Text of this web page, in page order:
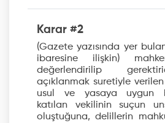
Karar #2
(Gazete yazısında yer
ibaresine ilişkin)
değerlendirilip
açıklanmak suretiyle
usul ve yasaya uygun
katılan vekilinin suçun
oluştuğuna, delillerin